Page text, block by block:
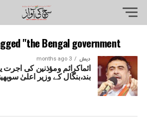
"the Bengal government"
دیش 3 months ago
ائماکرائم ومؤذنین کی
بند،بنگال کے وزیر اعلیٰ